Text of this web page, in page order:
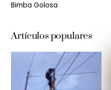
Bimba Golosa
Artículos populares